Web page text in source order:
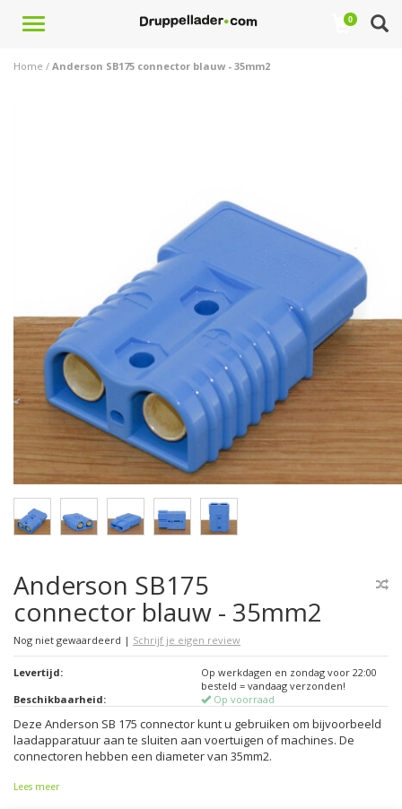
Toggle
0
Home / Anderson SB175 connector blauw - 35mm2
Anderson SB175
connector blauw - 35mm2
Nog niet gewaardeerd | Schrijf je eigen review
Levertijd:
Op werkdagen en zondag voor 22:00
besteld = vandaag verzonden!
Beschikbaarheid:
Op voorraad
Deze Anderson SB 175 connector kunt u gebruiken om bijvoorbeeld
laadapparatuur aan te sluiten aan voertuigen of machines. De
connectoren hebben een diameter van 35mm2.
Lees meer